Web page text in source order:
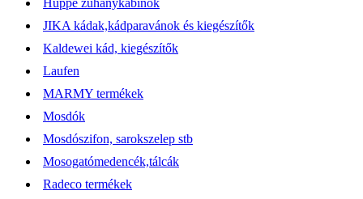
Hüppe zuhanykabinok
JIKA kádak,kádparavánok és kiegészítők
Kaldewei kád, kiegészítők
Laufen
MARMY termékek
Mosdók
Mosdószifon, sarokszelep stb
Mosogatómedencék,tálcák
Radeco termékek